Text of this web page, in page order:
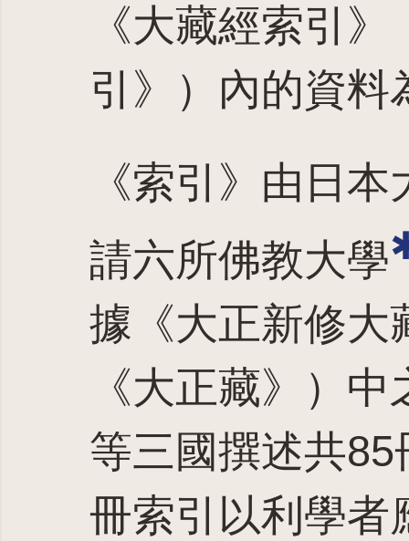
《大藏經索引
引》）內的資料
《索引》由日
請六所佛教大學
據《大正新修大
《大正藏》）
等三國撰述共
冊索引以利學者